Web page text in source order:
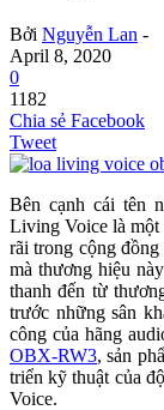
Bởi Nguyễn Lan -
April 8, 2020
0
1182
Chia sẻ Facebook
Tweet
Bên cạnh cái tên
Living Voice là một
rãi trong cộng
mà thương hiệu
thanh đến từ
trước những sân
công của hãng
OBX-RW3, sản
triển kỹ thuật của
Voice.